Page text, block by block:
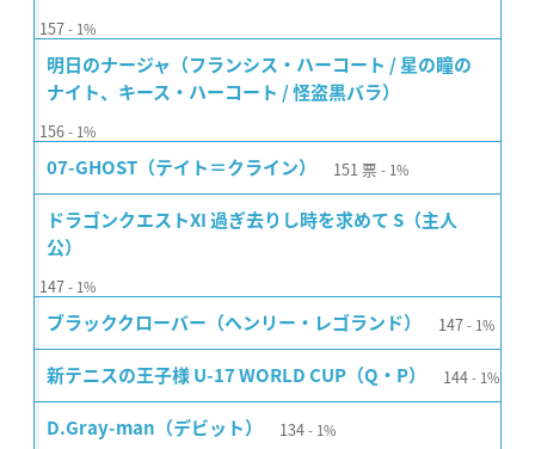
157 1%
明日のナージャ（フランシス・ハーコート / 星の瞳の
ナイト、キース・ハーコート / 怪盗黒バラ）
156 1%
07-GHOST（テイト＝クライン） 151 票 1%
ドラゴンクエストXI 過ぎ去りし時を求めて S（主人
公）
147 1%
ブラッククローバー（ヘンリー・レゴランド） 147 1%
新テニスの王子様 U-17 WORLD CUP（Q・P） 144 1%
D.Gray-man（デビット） 134 1%